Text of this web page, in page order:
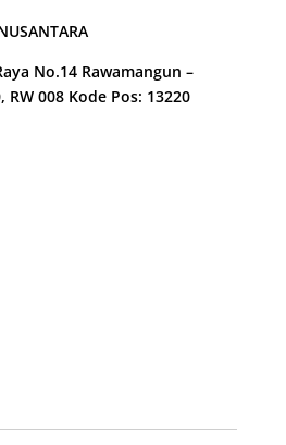
No.14 Rawamangun –
RW 008 Kode Pos: 13220